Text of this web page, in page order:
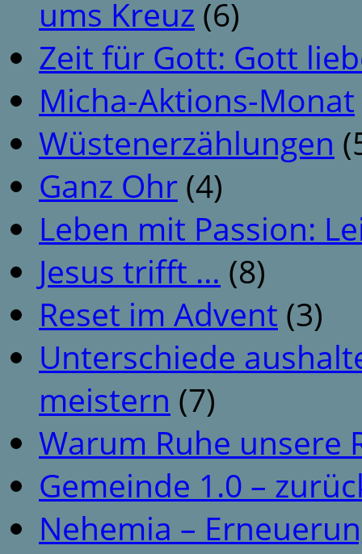
ums Kreuz (6)
Zeit für Gott: Gott
Micha-Aktions-Monat
Wüstenerzählungen
Ganz Ohr (4)
Leben mit Passion:
Jesus trifft … (8)
Reset im Advent (3)
Unterschiede
meistern (7)
Warum Ruhe unsere
Gemeinde 1.0 –
Nehemia –